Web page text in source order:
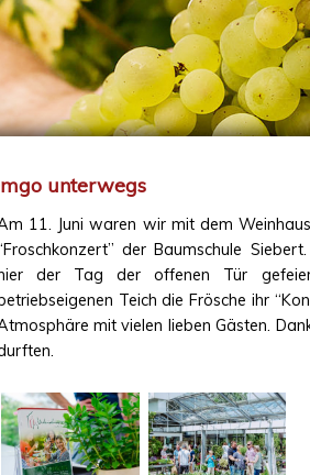
unterwegs
11. Juni waren wir mit dem
der Baumschule
der Tag der offenen Tür
Teich die Frösche ihr
mit vielen lieben Gästen.